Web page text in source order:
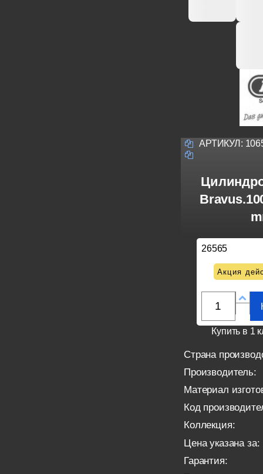
АРТИКУЛ:
26565
Акция
Купить в 1
Страна
Производитель:
Материал
Код
Коллекция:
Цена указана за:
Гарантия: